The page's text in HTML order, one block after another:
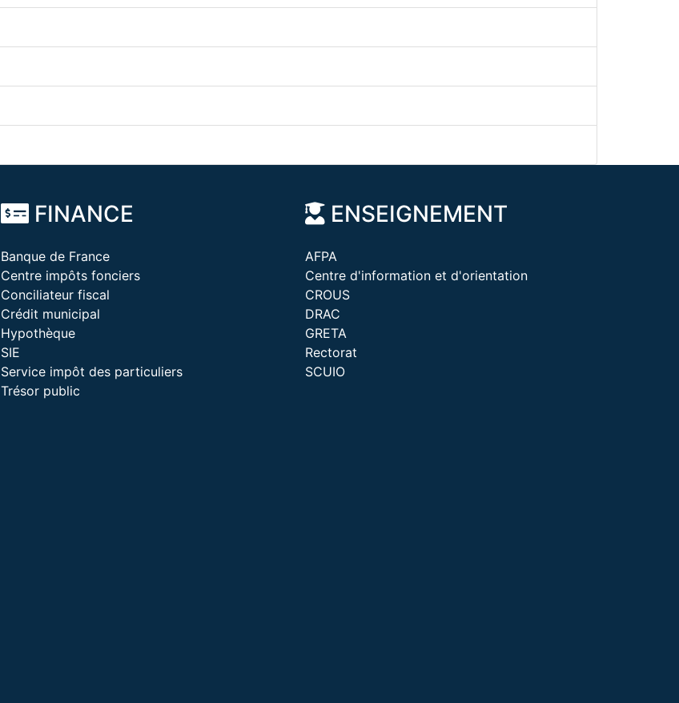
FINANCE
Banque de France
Centre impôts fonciers
Conciliateur fiscal
Crédit municipal
Hypothèque
SIE
Service impôt des particuliers
Trésor public
ENSEIGNEMENT
AFPA
Centre d'information et d'orientation
CROUS
DRAC
GRETA
Rectorat
SCUIO